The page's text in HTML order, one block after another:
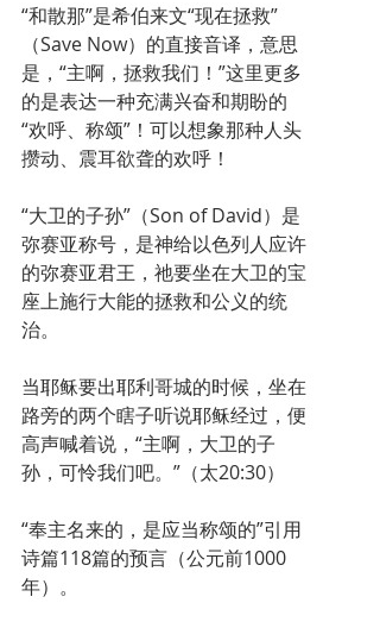
“和散那”是希伯来文“现在拯救”
（Save Now）的直接音译，意思
是，“主啊，拯救我们！”这里更多
的是表达一种充满兴奋和期盼的
“欢呼、称颂”！可以想象那种人头
攒动、震耳欲聋的欢呼！
“大卫的子孙”（Son of David）是
弥赛亚称号，是神给以色列人应许
的弥赛亚君王，祂要坐在大卫的宝
座上施行大能的拯救和公义的统
治。
当耶稣要出耶利哥城的时候，坐在
路旁的两个瞎子听说耶稣经过，便
高声喊着说，“主啊，大卫的子
孙，可怜我们吧。”（太20:30）
“奉主名来的，是应当称颂的”引用
诗篇118篇的预言（公元前1000
年）。